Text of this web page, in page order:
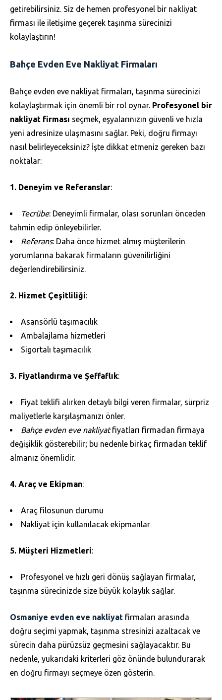
getirebilirsiniz. Siz de hemen profesyonel bir nakliyat
firması ile iletişime geçerek taşınma sürecinizi
kolaylaştırın!
Bahçe Evden Eve Nakliyat Firmaları
Bahçe evden eve nakliyat firmaları, taşınma sürecinizi
kolaylaştırmak için önemli bir rol oynar. Profesyonel bir
nakliyat firması seçmek, eşyalarınızın güvenli ve hızla
yeni adresinize ulaşmasını sağlar. Peki, doğru firmayı
nasıl belirleyeceksiniz? İşte dikkat etmeniz gereken bazı
noktalar:
1. Deneyim ve Referanslar:
Tecrübe: Deneyimli firmalar, olası sorunları önceden
tahmin edip önleyebilirler.
Referans: Daha önce hizmet almış müşterilerin
yorumlarına bakarak firmaların güvenilirliğini
değerlendirebilirsiniz.
2. Hizmet Çeşitliliği:
Asansörlü taşımacılık
Ambalajlama hizmetleri
Sigortalı taşımacılık
3. Fiyatlandırma ve Şeffaflık:
Fiyat teklifi alırken detaylı bilgi veren firmalar, sürpriz
maliyetlerle karşılaşmanızı önler.
Bahçe evden eve nakliyatfiyatları firmadan firmaya
değişiklik gösterebilir; bu nedenle birkaç firmadan teklif
almanız önemlidir.
4. Araç ve Ekipman:
Araç filosunun durumu
Nakliyat için kullanılacak ekipmanlar
5. Müşteri Hizmetleri:
Profesyonel ve hızlı geri dönüş sağlayan firmalar,
taşınma sürecinizde size büyük kolaylık sağlar.
Osmaniye evden eve nakliyat firmaları arasında
doğru seçimi yapmak, taşınma stresinizi azaltacak ve
sürecin daha pürüzsüz geçmesini sağlayacaktır. Bu
nedenle, yukarıdaki kriterleri göz önünde bulundurarak
en doğru firmayı seçmeye özen gösterin.